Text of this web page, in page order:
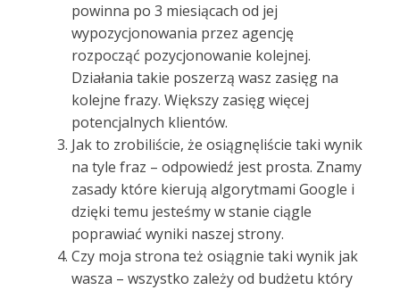
powinna po 3 miesiącach od jej
wypozycjonowania przez agencję
rozpocząć pozycjonowanie kolejnej.
Działania takie poszerzą wasz zasięg na
kolejne frazy. Większy zasięg więcej
potencjalnych klientów.
Jak to zrobiliście, że osiągnęliście taki wynik
na tyle fraz – odpowiedź jest prosta. Znamy
zasady które kierują algorytmami Google i
dzięki temu jesteśmy w stanie ciągle
poprawiać wyniki naszej strony.
Czy moja strona też osiągnie taki wynik jak
wasza – wszystko zależy od budżetu który